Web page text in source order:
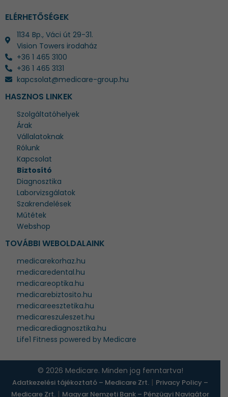
ELÉRHETŐSÉGEK
1134 Bp., Váci út 29-31.
Vision Towers irodaház
+36 1 465 3100
+36 1 465 3131
kapcsolat@medicare-group.hu
HASZNOS LINKEK
Szolgáltatóhelyek
Árak
Vállalatoknak
Rólunk
Kapcsolat
Biztosító
Diagnosztika
Laborvizsgálatok
Szakrendelések
Műtétek
Webshop
TOVÁBBI WEBOLDALAINK
medicarekorhaz.hu
medicaredental.hu
medicareoptika.hu
medicarebiztosito.hu
medicareesztetika.hu
medicareszuleszet.hu
medicarediagnosztika.hu
Life1 Fitness powered by Medicare
© 2026 Medicare. Minden jog fenntartva!
Adatkezelési tájékoztató – Medicare Zrt. | Privacy Policy –
Medicare Zrt. | Magyar Nemzeti Bank – Pénzügyi Navigátor